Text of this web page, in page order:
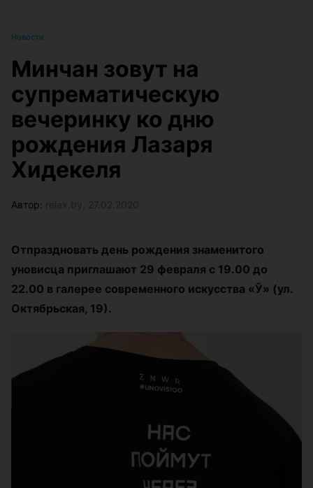
Новости
Минчан зовут на
супрематическую
вечеринку ко дню
рождения Лазаря
Хидекеля
Автор:
Отпраздновать день рождения знаменитого
уновисца приглашают 29 февраля с 19.00 до
22.00 в галерее современного искусства «Ў» (ул.
Октябрьская, 19).